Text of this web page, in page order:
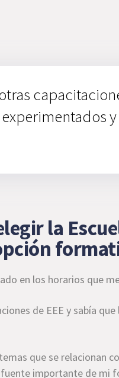
la
en los horarios que
de EEE y sabía
que se relacionan
fuente importante de mi